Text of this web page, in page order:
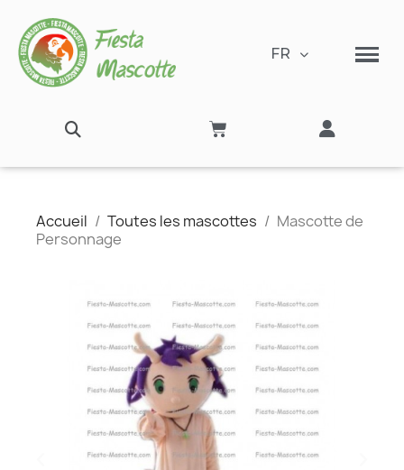
FR
Accueil Toutes les mascottes
Mascotte de
Personnage